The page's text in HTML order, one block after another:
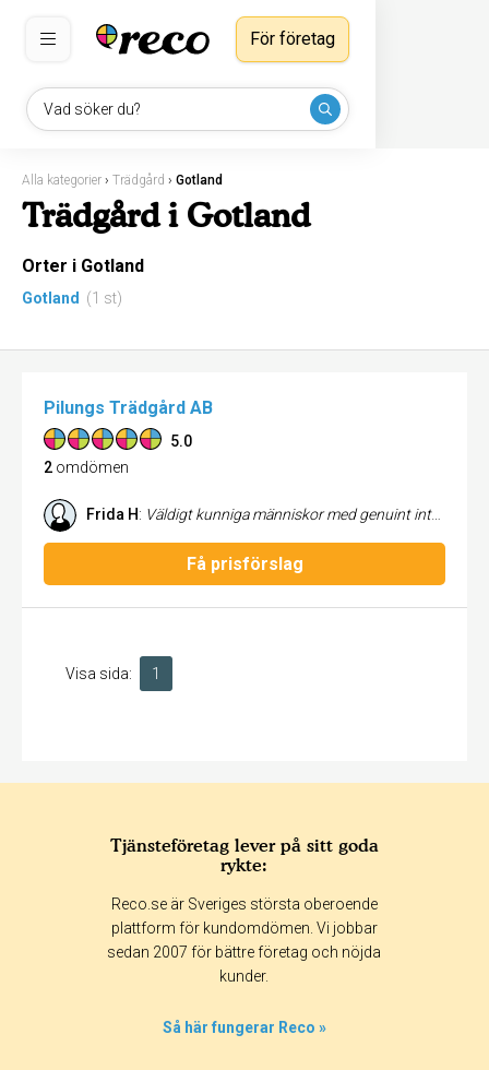
Vad söker du?
För företag
Alla kategorier › Trädgård › Gotland
Trädgård i Gotland
Orter i Gotland
Gotland (1 st)
Pilungs Trädgård AB
5.0
2 omdömen
Frida H: Väldigt kunniga människor med genuint intresse för växtlighet och att resultatet ska bli bra! Kreativa, tillmötesgående och proffsiga. Kommer anlita igen!
Få prisförslag
Visa sida: 1
Tjänsteföretag lever på sitt goda
rykte:
Reco.se är Sveriges största oberoende
plattform för kundomdömen. Vi jobbar
sedan 2007 för bättre företag och nöjda
kunder.
Så här fungerar Reco »